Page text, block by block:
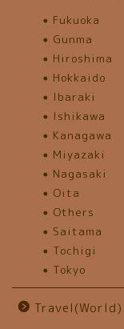
Fukuoka
Gunma
Hiroshima
Hokkaido
Ibaraki
Ishikawa
Kanagawa
Miyazaki
Nagasaki
Oita
Others
Saitama
Tochigi
Tokyo
Travel(World)